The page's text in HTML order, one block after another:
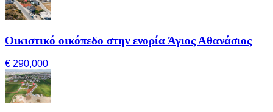
Οικιστικό οικόπεδο στην ενορία Άγιος Αθανάσιος
€ 290,000